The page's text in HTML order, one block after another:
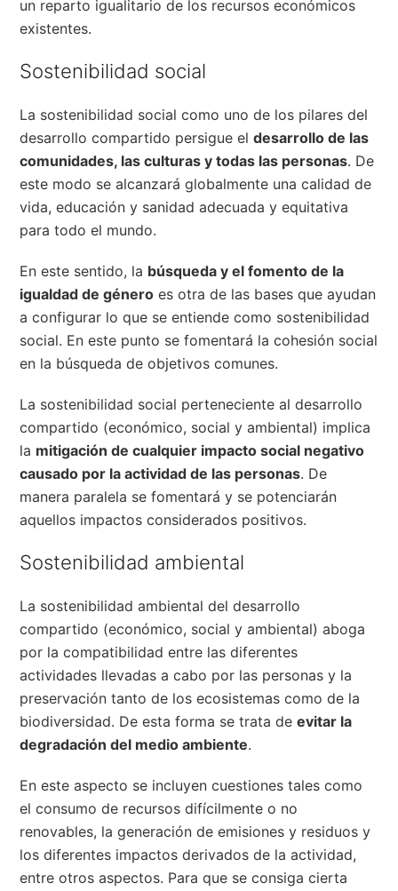
un reparto igualitario de los recursos económicos
existentes.
Sostenibilidad social
La sostenibilidad social como uno de los pilares del
desarrollo compartido persigue eldesarrollo de las
comunidades, las culturas y todas las personas. De
este modo se alcanzará globalmente una calidad de
vida, educación y sanidad adecuada y equitativa
para todo el mundo.
En este sentido, la búsqueda y el fomento de la
igualdad de género es otra de las bases que ayudan
a configurar lo que se entiende como sostenibilidad
social. En este punto se fomentará la cohesión social
en la búsqueda de objetivos comunes.
La sostenibilidad social perteneciente al desarrollo
compartido (económico, social y ambiental) implica
la mitigación de cualquier impacto social negativo
causado por la actividad de las personas. De
manera paralela se fomentará y se potenciarán
aquellos impactos considerados positivos.
Sostenibilidad ambiental
La sostenibilidad ambiental del desarrollo
compartido (económico, social y ambiental) aboga
por la compatibilidad entre las diferentes
actividades llevadas a cabo por las personas y la
preservación tanto de los ecosistemas como de la
biodiversidad. De esta forma se trata deevitar la
degradación del medio ambiente.
En este aspecto se incluyen cuestiones tales como
el consumo de recursos difícilmente o no
renovables, la generación de emisiones y residuos y
los diferentes impactos derivados de la actividad,
entre otros aspectos. Para que se consiga cierta